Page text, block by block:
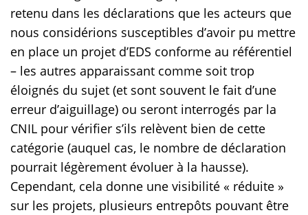
retenu dans les déclarations que les acteurs que
nous considérions susceptibles d’avoir pu mettre
en place un projet d’EDS conforme au référentiel
– les autres apparaissant comme soit trop
éloignés du sujet (et sont souvent le fait d’une
erreur d’aiguillage) ou seront interrogés par la
CNIL pour vérifier s’ils relèvent bien de cette
catégorie (auquel cas, le nombre de déclaration
pourrait légèrement évoluer à la hausse).
Cependant, cela donne une visibilité « réduite »
sur les projets, plusieurs entrepôts pouvant être